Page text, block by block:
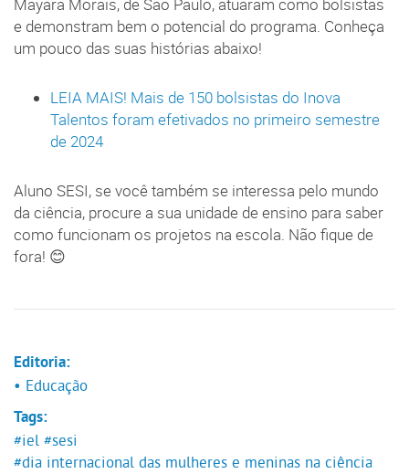
Mayara Morais, de São Paulo, atuaram como bolsistas
e demonstram bem o potencial do programa. Conheça
um pouco das suas histórias abaixo!
LEIA MAIS! Mais de 150 bolsistas do Inova
Talentos foram efetivados no primeiro semestre
de 2024
Aluno SESI, se você também se interessa pelo mundo
da ciência, procure a sua unidade de ensino para saber
como funcionam os projetos na escola. Não fique de
fora! 😊
Editoria:
• Educação
Tags:
#iel #sesi
#dia internacional das mulheres e meninas na ciência